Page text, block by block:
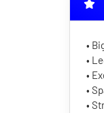
•
•
•
•
•